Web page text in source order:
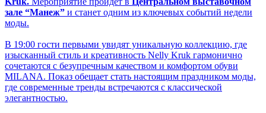
зале “Манеж” и станет одним из ключевых событий недели
моды.
В 19:00 гости первыми увидят уникальную коллекцию, где
изысканный стиль и креативность Nelly Kruk гармонично
сочетаются с безупречным качеством и комфортом обуви
MILANA. Показ обещает стать настоящим праздником моды,
где современные тренды встречаются с классической
элегантностью.